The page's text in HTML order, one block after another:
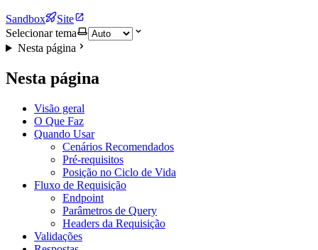
Sandbox
Site
Selecionar tema
Nesta página
Nesta página
Visão geral
O Que Faz
Quando Usar
Cenários Recomendados
Pré-requisitos
Posição no Ciclo de Vida
Fluxo de Requisição
Endpoint
Parâmetros de Query
Headers da Requisição
Validações